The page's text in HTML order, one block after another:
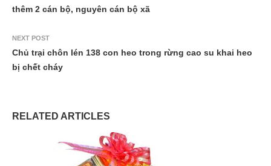
thêm 2 cán bộ, nguyên cán bộ xã
NEXT POST
Chủ trại chôn lén 138 con heo trong rừng cao su khai heo
bị chết cháy
RELATED ARTICLES